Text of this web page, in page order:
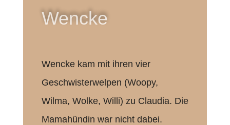
Wencke
Wencke kam mit ihren vier
Geschwisterwelpen (Woopy,
Wilma, Wolke, Willi) zu Claudia. Die
Mamahündin war nicht dabei.